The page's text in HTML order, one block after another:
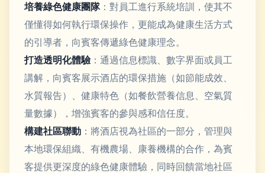
培養綠色健康團隊：對員工進行系統培訓，使其不
僅懂得如何執行環保操作，更能成為健康生活方式
的引導者，向賓客傳遞綠色健康理念。
打造透明化體驗：通過信息標識、數字界面或員工
講解，向賓客展示酒店的環保措施（如節能成效、
水質報告）、健康特色（如餐飲營養信息、空氣質
量數據），增強賓客的參與感和信任度。
構建社區聯動 ：將酒店視為社區的一部分，管理與
本地環保組織、有機農場、康養機構的合作，為賓
客提供更深度的綠色健康體驗，同時回饋當地社區